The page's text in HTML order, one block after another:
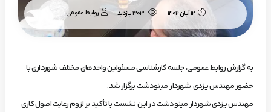
۱۲ آبان ۱۴۰۴ روابط عمومی
به گزارش روابط عمومی، جلسه کارشناسی مسئولین واحدهای مختلف شهرداری با
حضور مهندس یزدی شهردار مینودشت برگزار شد.
مهندس یزدی شهردار مینودشت در این نشست با تأکید بر لزوم رعایت اصول کاری